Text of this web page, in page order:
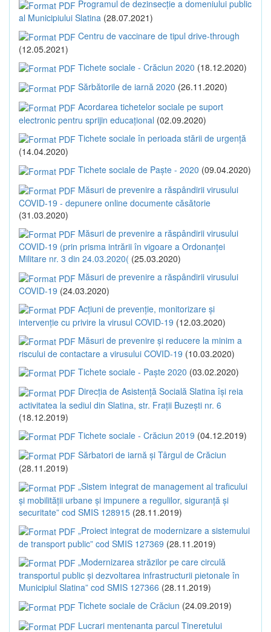
Programul de dezinsecție a domeniului public
al Municipiului Slatina (28.07.2021)
Centru de vaccinare de tipul drive-through
(12.05.2021)
Tichete sociale - Crăciun 2020 (18.12.2020)
Sărbătorile de iarnă 2020 (26.11.2020)
Acordarea tichetelor sociale pe suport
electronic pentru sprijin educațional (02.09.2020)
Tichete sociale în perioada stării de urgență
(14.04.2020)
Tichete sociale de Paște - 2020 (09.04.2020)
Măsuri de prevenire a răspândirii virusului
COVID-19 - depunere online documente căsătorie
(31.03.2020)
Măsuri de prevenire a răspândirii virusului
COVID-19 (prin prisma intrării în vigoare a Ordonanței
Militare nr. 3 din 24.03.2020( (25.03.2020)
Măsuri de prevenire a răspândirii virusului
COVID-19 (24.03.2020)
Acțiuni de prevenție, monitorizare și
intervenție cu privire la virusul COVID-19 (12.03.2020)
Măsuri de prevenire și reducere la minim a
riscului de contactare a virusului COVID-19 (10.03.2020)
Tichete sociale - Paște 2020 (03.02.2020)
Direcția de Asistență Socială Slatina își reia
activitatea la sediul din Slatina, str. Frații Buzești nr. 6
(18.12.2019)
Tichete sociale - Crăciun 2019 (04.12.2019)
Sărbatori de iarnă și Târgul de Crăciun
(28.11.2019)
„Sistem integrat de management al traficului
și mobilității urbane și impunere a regulilor, siguranță și
securitate” cod SMIS 128915 (28.11.2019)
„Proiect integrat de modernizare a sistemului
de transport public” cod SMIS 127369 (28.11.2019)
„Modernizarea străzilor pe care circulă
transportul public și dezvoltarea infrastructurii pietonale în
Municipiul Slatina” cod SMIS 127366 (28.11.2019)
Tichete sociale de Crăciun (24.09.2019)
Lucrari mentenanta parcul Tineretului